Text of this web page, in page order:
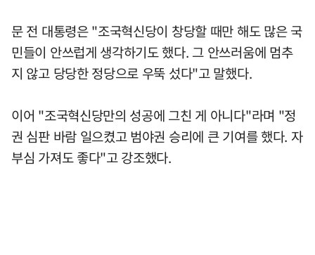
문 전 대통령은 "조국혁신당이 창당할 때만 해도 많은 국
민들이 안쓰럽게 생각하기도 했다. 그 안쓰러움에 멈추
지 않고 당당한 정당으로 우뚝 섰다"고 말했다.
이어 "조국혁신당만의 성공에 그친 게 아니다"라며 "정
권 심판 바람 일으켰고 범야권 승리에 큰 기여를 했다. 자
부심 가져도 좋다"고 강조했다.